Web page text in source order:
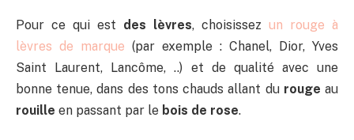
Pour ce qui est des lèvres, choisissez un rouge à
lèvres de marque (par exemple : Chanel, Dior, Yves
Saint Laurent, Lancôme, ..) et de qualité avec une
bonne tenue, dans des tons chauds allant durouge au
rouille en passant par le bois de rose.